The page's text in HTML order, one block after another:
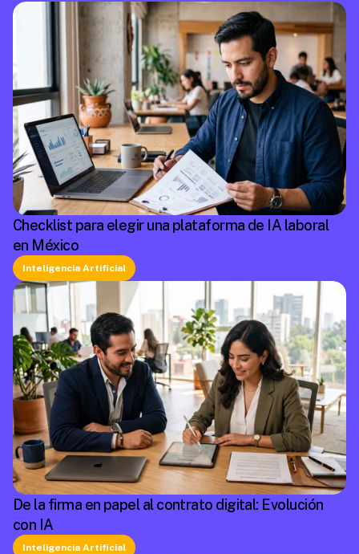
Checklist para elegir una plataforma de IA laboral
en México
Inteligencia Artificial
De la firma en papel al contrato digital: Evolución
con IA
Inteligencia Artificial